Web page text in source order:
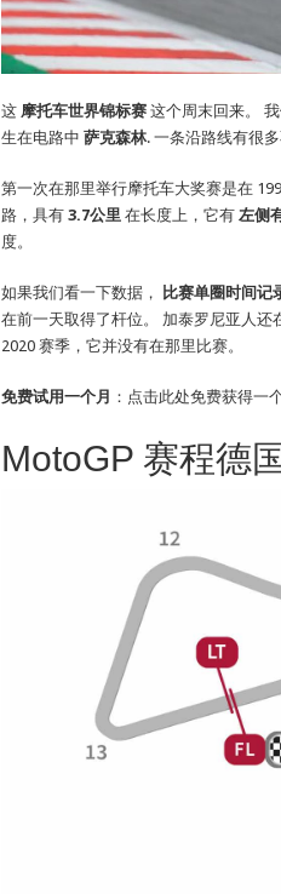
这 摩托车世界锦标赛这个周末回来。
生在电路中 萨克森林. 一条沿路线有很
第一次在那里举行摩托车大奖赛是在
路，具有 3.7公里在长度上，它有 左侧
度。
如果我们看一下数据， 比赛单圈时间记
在前一天取得了杆位。 加泰罗尼亚人还
2020 赛季，它并没有在那里比赛。
免费试用一个月 ：点击此处免费获得一
MotoGP 赛程德